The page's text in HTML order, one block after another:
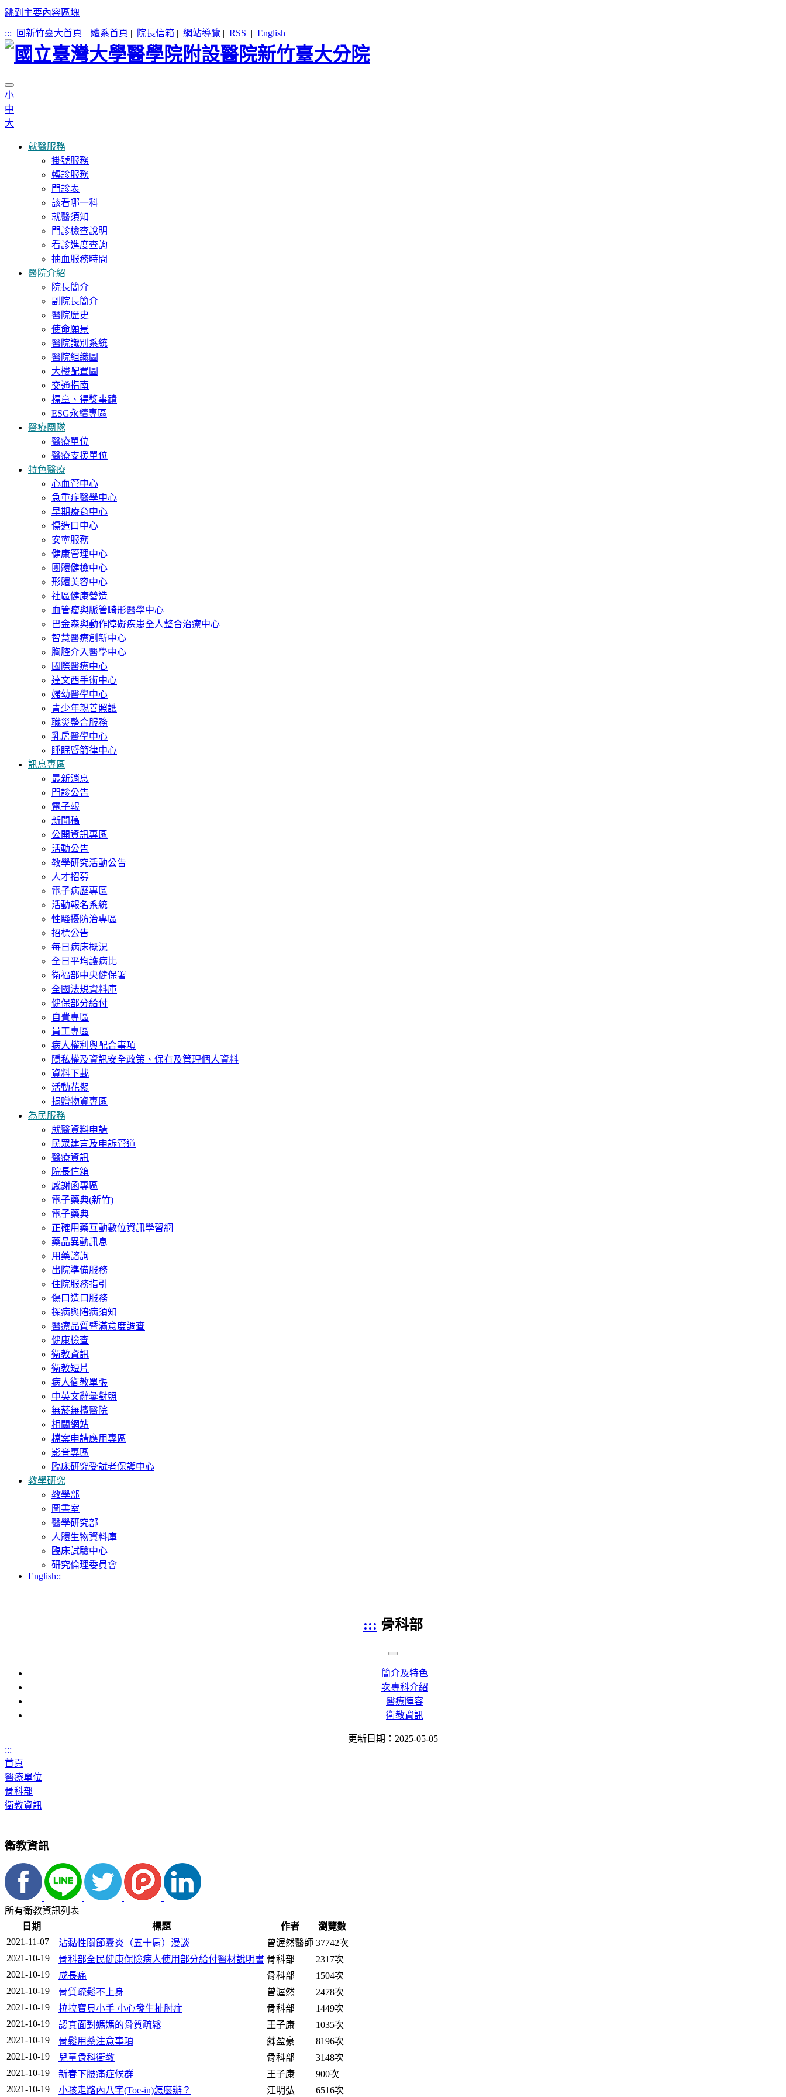
跳到主要內容區塊
::: 回新竹臺大首頁 | 體系首頁 | 院長信箱 | 網站導覽 | RSS | English
小
中
大
就醫服務
掛號服務
轉診服務
門診表
該看哪一科
就醫須知
門診檢查說明
看診進度查詢
抽血服務時間
醫院介紹
院長簡介
副院長簡介
醫院歷史
使命願景
醫院識別系統
醫院組織圖
大樓配置圖
交通指南
標章、得獎事蹟
ESG永續專區
醫療團隊
醫療單位
醫療支援單位
特色醫療
心血管中心
急重症醫學中心
早期療育中心
傷造口中心
安寧服務
健康管理中心
團體健檢中心
形體美容中心
社區健康營造
血管瘤與脈管畸形醫學中心
巴金森與動作障礙疾患全人整合治療中心
智慧醫療創新中心
胸腔介入醫學中心
國際醫療中心
達文西手術中心
婦幼醫學中心
青少年親善照護
職災整合服務
乳房醫學中心
睡眠暨節律中心
訊息專區
最新消息
門診公告
電子報
新聞稿
公開資訊專區
活動公告
教學研究活動公告
人才招募
電子病歷專區
活動報名系統
性騷擾防治專區
招標公告
每日病床概況
全日平均護病比
衛福部中央健保署
全國法規資料庫
健保部分給付
自費專區
員工專區
病人權利與配合事項
隱私權及資訊安全政策、保有及管理個人資料
資料下載
活動花絮
捐贈物資專區
為民服務
就醫資料申請
民眾建言及申訴管道
醫療資訊
院長信箱
感謝函專區
電子藥典(新竹)
電子藥典
正確用藥互動數位資訊學習網
藥品異動訊息
用藥諮詢
出院準備服務
住院服務指引
傷口造口服務
探病與陪病須知
醫療品質暨滿意度調查
健康檢查
衛教資訊
衛教短片
病人衛教單張
中英文辭彙對照
無菸無檳醫院
相關網站
檔案申請應用專區
影音專區
臨床研究受試者保護中心
教學研究
教學部
圖書室
醫學研究部
人體生物資料庫
臨床試驗中心
研究倫理委員會
English::
::: 骨科部
簡介及特色
次專科介紹
醫療陣容
衛教資訊
更新日期：2025-05-05
:::
首頁
醫療單位
骨科部
衛教資訊
衛教資訊
所有衛教資訊列表
日期
標題 作者
瀏覽數
2021-11-07
沾黏性關節囊炎（五十肩）漫談 曾渥然醫師 37742次
2021-10-19
骨科部全民健康保險病人使用部分給付醫材說明書 骨科部
2317次
2021-10-19
成長痛 骨科部
1504次
2021-10-19
骨質疏鬆不上身 曾渥然
2478次
2021-10-19
拉拉寶貝小手 小心發生扯肘症 骨科部
1449次
2021-10-19
認真面對媽媽的骨質疏鬆 王子康
1035次
2021-10-19
骨鬆用藥注意事項 蘇盈豪
8196次
2021-10-19
兒童骨科衛教 骨科部
3148次
2021-10-19
新春下腰痛症候群 王子康
900次
2021-10-19
小孩走路內八字(Toe-in)怎麼辦？ 江明弘 6516次